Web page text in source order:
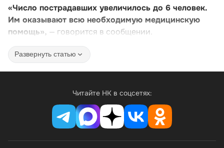
«Число пострадавших увеличилось до 6 человек.
Им оказывают всю необходимую медицинскую
помощь», — говорится в сообщении.
Развернуть статью
Читайте НК в соцсетях: